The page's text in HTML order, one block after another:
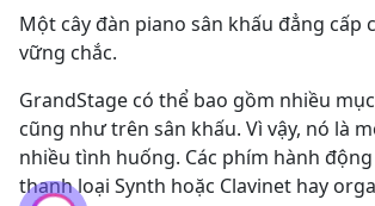
Một cây đàn piano sân khấu đẳng
vững chắc.
GrandStage có thể bao gồm nhiều
cũng như trên sân khấu. Vì vậy, nó là
nhiều tình huống. Các phím hành
thanh loại Synth hoặc Clavinet hay